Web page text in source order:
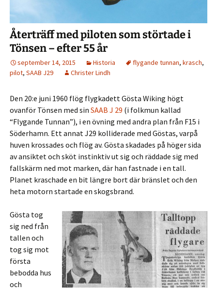
Återträff med piloten som störtade i
Tönsen – efter 55 år
september 14, 2015 Historia flygande tunnan, krasch,
pilot, SAAB J29 Christer Lindh
Den 20:e juni 1960 flög flygkadett Gösta Wiking högt
ovanför Tönsen med sin SAAB J 29 (i folkmun kallad
“Flygande Tunnan”), i en övning med andra plan från F15 i
Söderhamn. Ett annat J29 kolliderade med Göstas, varpå
huven krossades och flög av. Gösta skadades på höger sida
av ansiktet och sköt instinktiv ut sig och räddade sig med
fallskärm ned mot marken, där han fastnade i en tall.
Planet kraschade en bit längre bort där bränslet och den
heta motorn startade en skogsbrand.
Gösta tog
sig ned från
tallen och
tog sig mot
första
bebodda hus
och